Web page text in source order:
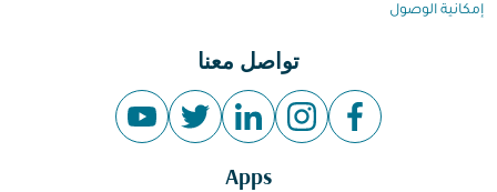
إمكانية الوصول
تواصل معنا
Apps